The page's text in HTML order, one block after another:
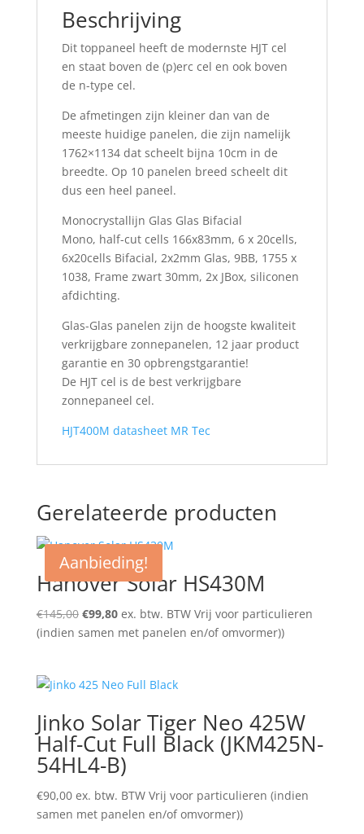
Beschrijving
Dit toppaneel heeft de modernste HJT cel
en staat boven de (p)erc cel en ook boven
de n-type cel.
De afmetingen zijn kleiner dan van de
meeste huidige panelen, die zijn namelijk
1762×1134 dat scheelt bijna 10cm in de
breedte. Op 10 panelen breed scheelt dit
dus een heel paneel.
Monocrystallijn Glas Glas Bifacial
Mono, half-cut cells 166x83mm, 6 x 20cells,
6x20cells Bifacial, 2x2mm Glas, 9BB, 1755 x
1038, Frame zwart 30mm, 2x JBox, siliconen
afdichting.
Glas-Glas panelen zijn de hoogste kwaliteit
verkrijgbare zonnepanelen, 12 jaar product
garantie en 30 opbrengstgarantie!
De HJT cel is de best verkrijgbare
zonnepaneel cel.
HJT400M datasheet MR Tec
Gerelateerde producten
Aanbieding!
Hanover Solar HS430M
€145,00 Oorspronkelijke
prijs
€99,80Huidige
prijs
ex. btw. BTW Vrij voor particulieren
(indien samen met panelen en/of omvormer))
Jinko Solar Tiger Neo 425W
Half-Cut Full Black (JKM425N-
54HL4-B)
€90,00 ex. btw. BTW Vrij voor particulieren (indien
samen met panelen en/of omvormer))